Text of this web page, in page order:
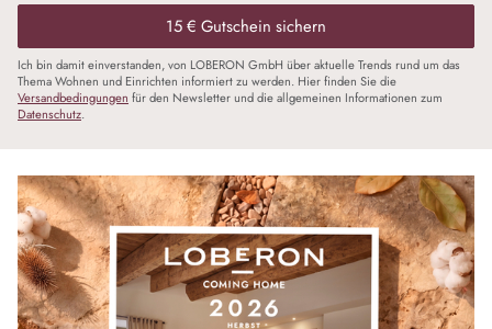
15 € Gutschein sichern
Ich bin damit einverstanden, von LOBERON GmbH über aktuelle Trends rund um das
Thema Wohnen und Einrichten informiert zu werden. Hier finden Sie die
Versandbedingungen für den Newsletter und die allgemeinen Informationen zum
Datenschutz.